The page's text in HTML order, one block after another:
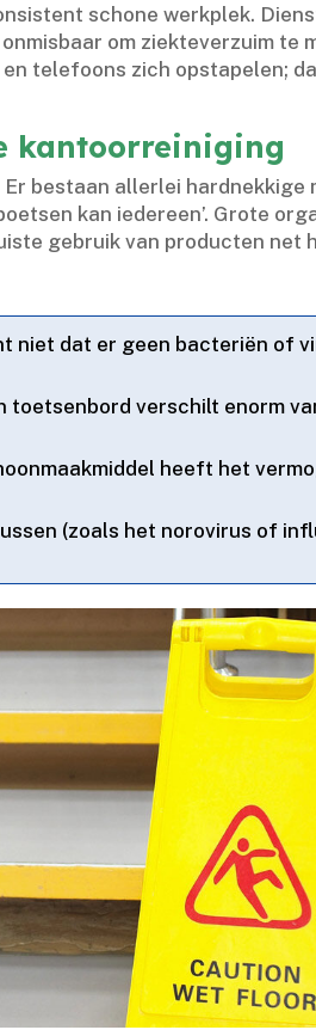
schone werkplek.​
om ziekteverzuim te
telefoons zich opstapelen;
kantoorreiniging
bestaan allerlei hardnekkige
kan iedereen’.​ Grote
gebruik van producten net
niet dat er geen bacteriën of
toetsenbord verschilt enorm
heeft het
(zoals het norovirus of